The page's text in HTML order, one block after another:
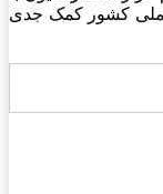
ملی کشور کمک جدی